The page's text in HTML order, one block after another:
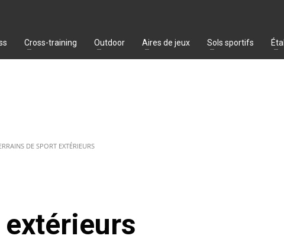
Cross-training Outdoor Aires de jeux Sols sportifs
DE SPORT EXTÉRIEURS